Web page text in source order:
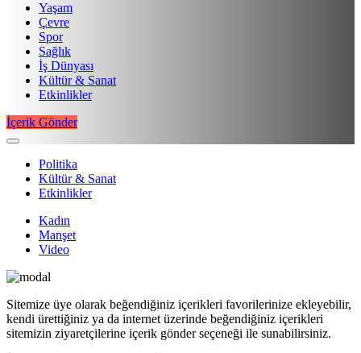
Yaşam
Çevre
Spor
Sağlık
İş Dünyası
Kültür & Sanat
Etkinlikler
İçerik Gönder
Politika
Kültür & Sanat
Etkinlikler
Kadın
Manşet
Video
Sitemize üye olarak beğendiğiniz içerikleri favorilerinize ekleyebilir,
kendi ürettiğiniz ya da internet üzerinde beğendiğiniz içerikleri
sitemizin ziyaretçilerine içerik gönder seçeneği ile sunabilirsiniz.